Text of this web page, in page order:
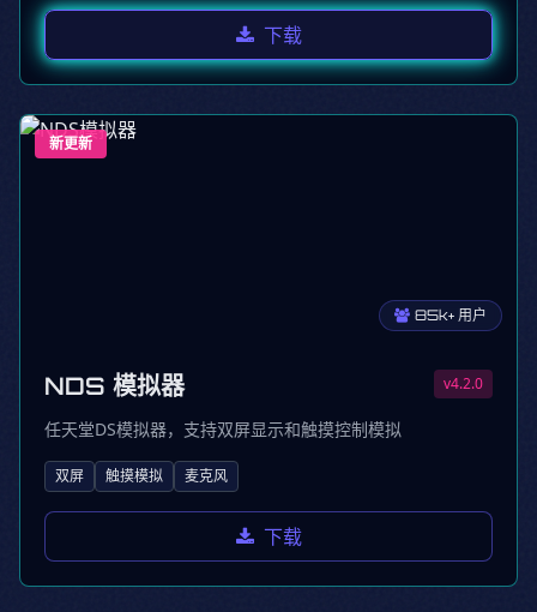
下载
新更新
85k+ 用户
NDS 模拟器 v4.2.0
任天堂DS模拟器，支持双屏显示和触摸控制模拟
双屏 触摸模拟 麦克风
下载